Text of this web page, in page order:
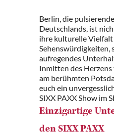
Berlin, die
Deutschlands, ist
ihre kulturelle
Sehenswürdigkeiten,
aufregendes
Inmitten des
am berühmten
euch ein
SIXX PAXX Show im
Einzigartige
den SIXX PAXX